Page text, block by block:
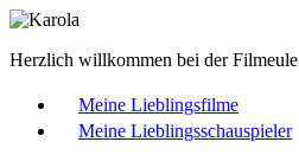
Herzlich willkommen bei der Filmeule
Meine Lieblingsfilme
Meine Lieblingsschauspieler